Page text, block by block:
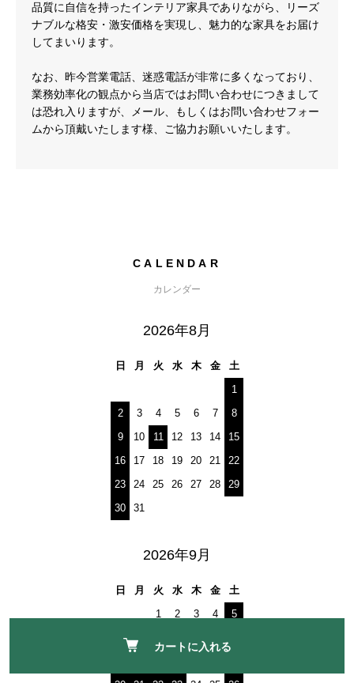
カートに入れる
品質に自信を持ったインテリア家具でありながら、リーズ
ナブルな格安・激安価格を実現し、魅力的な家具をお届け
してまいります。
なお、昨今営業電話、迷惑電話が非常に多くなっており、
業務効率化の観点から当店ではお問い合わせにつきまして
は恐れ入りますが、メール、もしくはお問い合わせフォー
ムから頂戴いたします様、ご協力お願いいたします。
CALENDAR
カレンダー
2026年8月
日 月 火 水 木 金
土
1
2
3 4 5 6 7
8
9
10 11 12 13 14
15
16
17 18 19 20 21
22
23
24 25 26 27 28
29
30
31
2026年9月
日 月 火 水 木 金
土
1
2 3 4
5
7